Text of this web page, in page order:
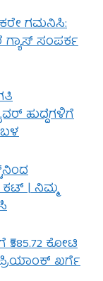
ಗಮನಿಸಿ:
ಸಂಪರ್ಕ
ಹುದ್ದೆಗಳಿಗೆ
| ನಿಮ್ಮ
₹585.72 ಕೋಟಿ
ಖರ್ಗೆ